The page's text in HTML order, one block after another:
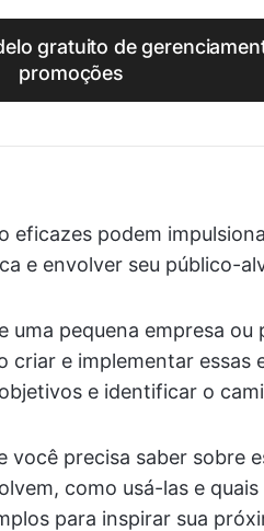
gratuito de
promoções
eficazes podem
e envolver seu público-
uma pequena empresa
criar e implementar
e identificar o
você precisa saber sobre
como usá-las e
para inspirar sua